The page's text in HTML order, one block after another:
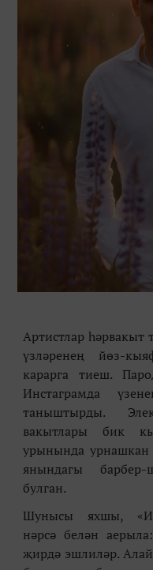
Артистлар
үзләренең йөз-
карарга тиеш.
Инстаграмда
таныштырды.
вакытлары бик
урынында урнашкан
янындагы
булган.
Шунысы яхшы,
нәрсә белән
җирдә эшлиләр.